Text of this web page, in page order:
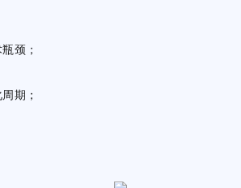
颈；
期；